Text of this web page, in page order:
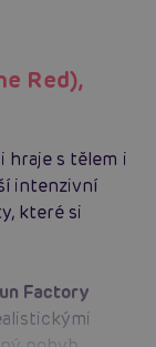
Red),
hraje s tělem i
intenzivní
které si
Factory